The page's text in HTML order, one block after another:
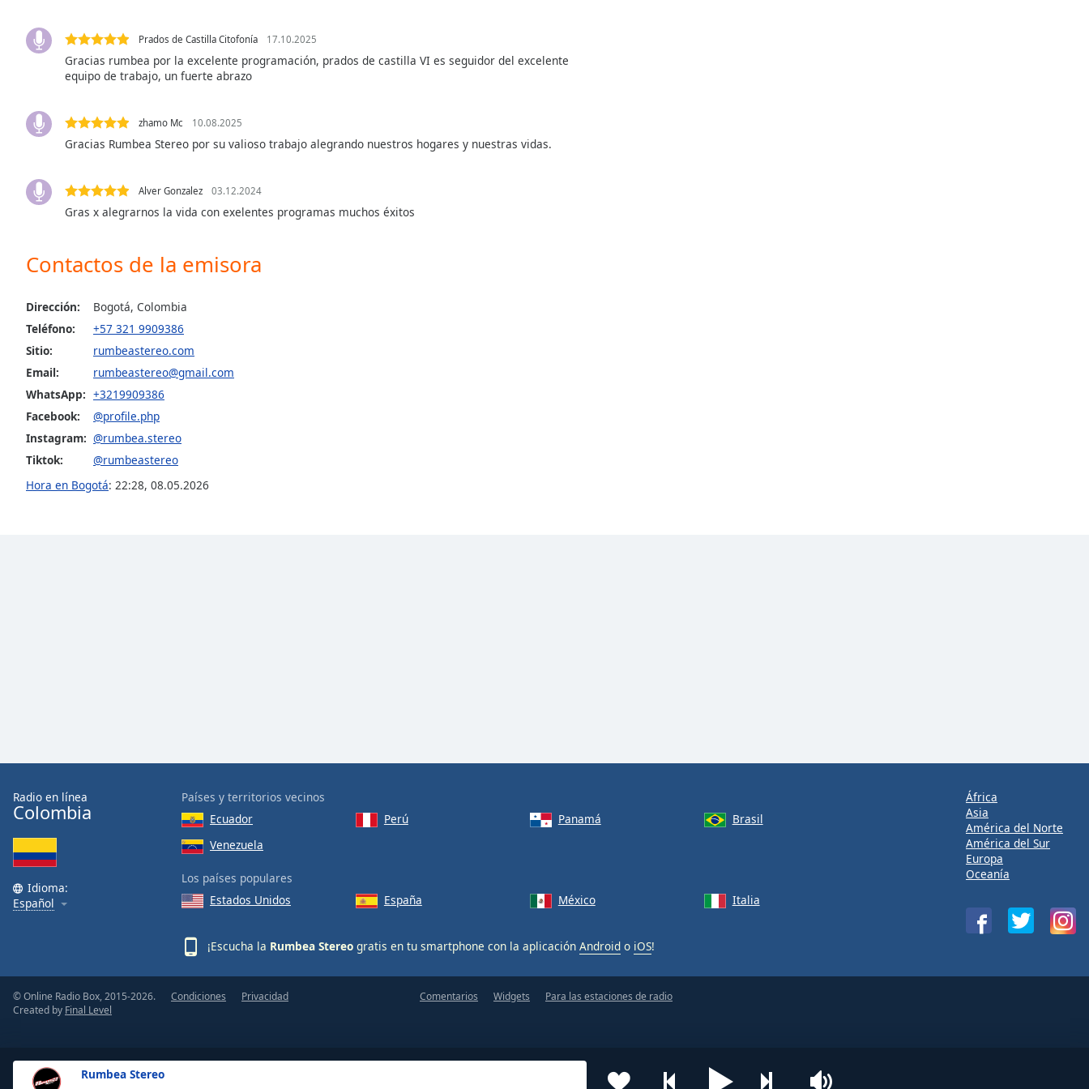
window.
Opacity
Background
Opacity
Caption
Area
Background
Color
Opacity
Font
dialog
window.
Rumbea Stereo
Prados de Castilla Citofonía 17.10.2025
Gracias rumbea por la excelente programación, prados de castilla VI es seguidor del excelente
equipo de trabajo, un fuerte abrazo
zhamo Mc 10.08.2025
Gracias Rumbea Stereo por su valioso trabajo alegrando nuestros hogares y nuestras vidas.
Alver Gonzalez 03.12.2024
Gras x alegrarnos la vida con exelentes programas muchos éxitos
Contactos de la emisora
Dirección:
Bogotá, Colombia
Teléfono:
+57 321 9909386
Sitio:
rumbeastereo.com
Email:
rumbeastereo@gmail.com
WhatsApp: +3219909386
Facebook:
@profile.php
Instagram: @rumbea.stereo
Tiktok:
@rumbeastereo
Hora en Bogotá: 22:28, 08.05.2026
Radio en línea
Colombia
Idioma:
Español
Países y territorios vecinos
Ecuador
Perú Panamá
Brasil
Venezuela
Los países populares
Estados Unidos
España México Italia
¡Escucha la Rumbea Stereo gratis en tu smartphone con la aplicación Android o iOS!
África
Asia
América del Norte
América del Sur
Europa
Oceanía
© Online Radio Box, 2015-2026.
Created by Final Level
Condiciones Privacidad Comentarios Widgets Para las estaciones de radio